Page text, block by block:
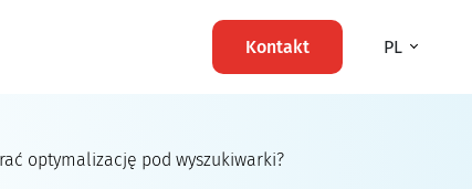
Kontakt PL
optymalizację pod wyszukiwarki?